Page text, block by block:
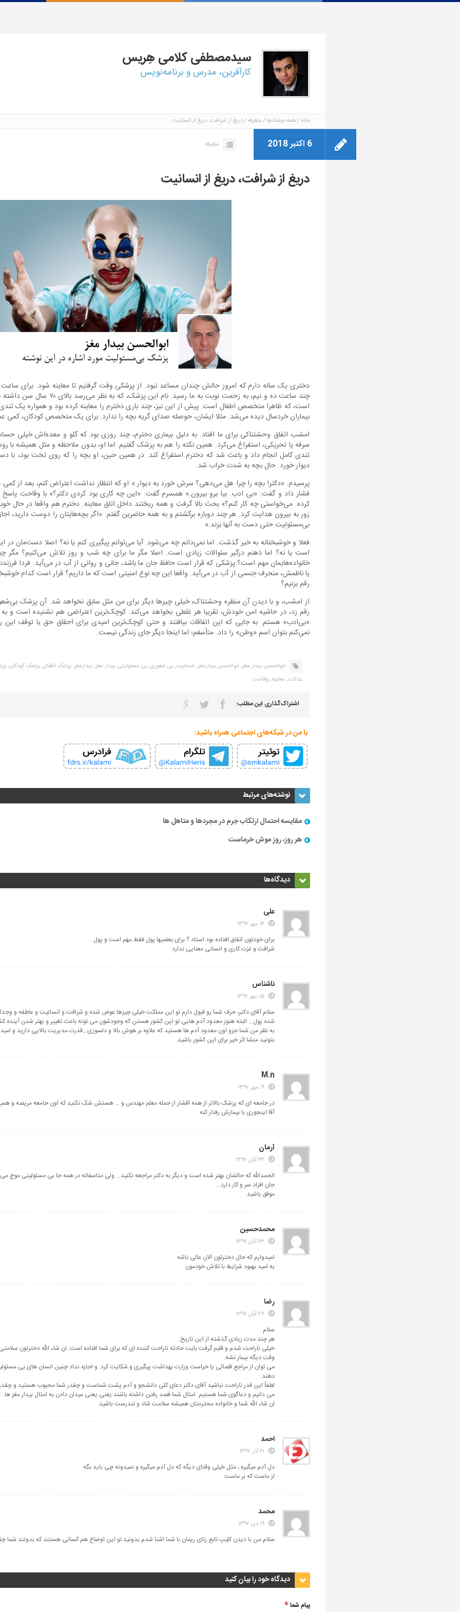
سیدمصطفیکلامی هِریس
کارآفرین، مدرس و برنامه‌نویس
خانه همه نوشته‌ها متفرقه دریغ از شرافت، دریغ از انسانیت
6 اکتبر 2018 متفرقه
دریغ از شرافت، دریغ از انسانیت
چند ساعت ده و نیم، به زحمت نوبت به ما
است، که ظاهرا متخصص اطفال است. پیش از این نیز، چند باری دخترم را معاینه کرده بود و همواره یک
بیماران خردسال دیده می‌شد. مثلا ایشان، حوصله صدای گریه بچه را ندارد. برای یک متخصص کودکان،
امشب اتفاق وحشتناکی برای ما افتاد. به دلیل بیماری دخترم، چند روزی بود که گلو و معده‌اش خیلی
سرفه یا تحریکی، استفراغ می‌کرد. همین نکته را هم به پزشک گفتیم. اما او، بدون ملاحظه و مثل همیشه با
تندی کامل انجام داد و باعث شد که دخترم استفراغ کند. در همین حین، او بچه را که روی تخت بود،
دیوار خورد. حال بچه به شدت خراب شد.
پرسیدم: «دکتر! بچه را چرا هل می‌دهی؟ سرش خورد به دیوار.» او که انتظار نداشت اعتراض کنم، بعد از
فشار داد و گفت: «بی ادب. بیا برو بیرون.» همسرم گفت: «این چه کاری بود کردی دکتر؟» با وقاحت
کرده. می‌خواستی چه کار کنم؟» بحث بالا گرفت و همه ریختند داخل اتاق معاینه. دخترم هم واقعا در حال
زور به بیرون هدایت کرد. هر چند دوباره برگشتم و به همه حاضرین گفتم: «اگر بچه‌هایتان را دوست دارید،
بی‌مسئولیت حتی دست به آنها بزند.»
فعلا و خوشبختانه به خیر گذشت. اما نمی‌دانم چه می‌شود. آیا می‌توانم پیگیری کنم یا نه؟ اصلا دست‌مان در
است یا نه؟ اما ذهنم درگیر سئوالات زیادی است. اصلا مگر ما برای چه شب و روز تلاش می‌کنیم؟ مگر
خانواده‌هایمان مهم است؟ پزشکی که قرار است حافظ جان ما باشد، جانی و روانی از آب در می‌آید. فردا
یا ناظمش، منحرف جنسی از آب در می‌آید. واقعا این چه نوع امنیتی است که ما داریم؟ قرار است کدام
رقم بزنیم؟
از امشب، و با دیدن آن منظره وحشتناک، خیلی چیزها دیگر برای من مثل سابق نخواهد شد. آن پزشک
رقم زد، در حاشیه امن خودش، تقریبا هر غلطی بخواهد می‌کند. کوچک‌ترین اعتراضی هم نشنیده است و
«بی‌ادب» هستم. به جایی که این اتفاقات بیافتند و حتی کوچک‌ترین امیدی برای احقاق حق یا توقف این
نمی‌کنم بتوان اسم «وطن» را داد. متأسفم؛ اما اینجا دیگر جای زندگی نیست.
ابوالحسن بیدار مغز, ابوالحسن بیدارمغز, انسانیت,بی شعوری,بی مسئولیتی,بیدار مغز,بیدارمغز,پزشک اطفال,پزشک کودکان,
عدالت, معاینه,وقاحت
اشتراک‌گذاری این مطلب:
با من در شبکه‌های اجتماعی همراه باشید:
نوشته‌های مرتبط
مقایسه احتمال ارتکاب جرم در مجردها و متاهل ها
هر روز، روز موش خرماست
دیدگاه‌ها
علی
برای خودتون اتفاق افتاده بود استاد ؟ برای بعضیها پول فقط مهم است و پول .
شرافت و غزت کاری و انسانی معنایی ندارد.
ناشناس
سلام آقای دکتر، حرف شما رو قبول دارم تو این مملکت خیلی چیزها عوض شده و شرافت و انسانیت و عاطفه و
شده پول… البته هنوز معدود آدم هایی تو این کشور هستن که وجودشون می تونه باعث تغییر و بهتر شدن آینده
به نظر من شما جزو اون معدود آدم ها هستید که علاوه بر هوش بالا و دلسوزی , قدرت مدیریت بالایی دارید و
بتونید منشا اثر خیر برای این کشور باشید.
M.n
در جامعه ای که پزشک بالاتر از همه اقشار از جمله معلم مهندس و … هستش شک نکنید که اون جامعه مریضه و
آقا اینجوری با بیمارش رفتار کنه
آرمان
الحمدالله که حالشان بهتر شده است و دیگر به دکتر مراجعه نکنید… ولی متاسفانه در همه جا بی مسئولیتی
جان افراد سر و کار دارد….
موفق باشید.
محمدحسین
امیدوارم که حال دخترتون الان عالی باشه
به امید بهبود شرایط با تلاش خودمون
رضا
سلام
هر چند مدت زیادی گذشته از این تاریخ.
خیلی ناراحت شدم و قلبم گرفت بابت حادثه ناراحت کننده ای که برای شما افتاده است. ان شاء الله دخترتون
وقت دیگه بیمار نشه.
می توان از مراجع قضائی یا حراست وزارت بهداشت پیگیری و شکایت کرد. و اجازه نداد چنین انسان های بی
دهند.
لطفاً این قدر ناراحت نباشید آقای دکتر دعای کلی دانشجو و آدم پشت شماست و چقدر شما محبوب هستید و
می دانیم و دعاگوی شما هستیم. امثال شما قصد رفتن داشته باشند یعنی یعنی میدان دادن به امثال بیدار مغز ها.
ان شاء الله شما و خانواده محترمتان همیشه سلامت شاد و تندرست باشید.
احمد
دل آدم میگیره ، مثل خیلی وقتای دیگه که دل آدم میگیره و نمیدونه چی باید بگه
از ماست که بر ماست
محمد
سلام.من با دیدن کلیپ تابع زتای ریمان با شما اشنا شدم.بدونید تو این اوضاع هم کسانی هستند که بدونند شما
دیدگاه خود را بیان کنید
پیام شما